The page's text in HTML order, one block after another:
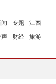
专题
江西
声 财经 旅游